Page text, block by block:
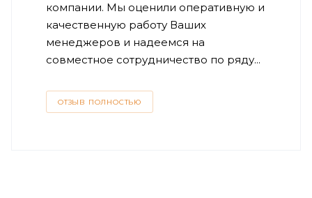
компании. Мы оценили оперативную и
качественную работу Ваших
менеджеров и надеемся на
совместное сотрудничество по ряду...
ОТЗЫВ ПОЛНОСТЬЮ